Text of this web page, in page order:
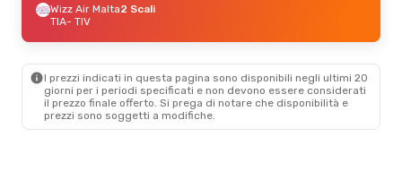
Air Serbia1 Scalo
TIA- TIV
TIV- TIA
Wizz Air Malta2 Scali
TIA- TIV
I prezzi indicati in questa pagina sono disponibili negli ultimi 20
giorni per i periodi specificati e non devono essere considerati
il ​​prezzo finale offerto. Si prega di notare che disponibilità e
prezzi sono soggetti a modifiche.